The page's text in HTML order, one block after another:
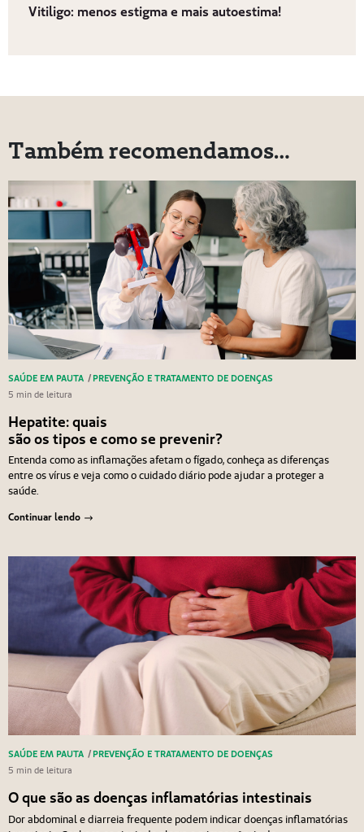
Vitiligo: menos estigma e mais autoestima!
Também recomendamos…
SAÚDE EM PAUTA / PREVENÇÃO E TRATAMENTO DE DOENÇAS
5 min de leitura
Hepatite: quais
são os tipos e como se prevenir?
Entenda como as inflamações afetam o fígado, conheça as diferenças
entre os vírus e veja como o cuidado diário pode ajudar a proteger a
saúde.
Continuar lendo
SAÚDE EM PAUTA / PREVENÇÃO E TRATAMENTO DE DOENÇAS
5 min de leitura
O que são as doenças inflamatórias intestinais
Dor abdominal e diarreia frequente podem indicar doenças inflamatórias